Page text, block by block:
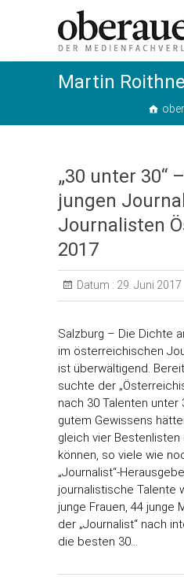
oberauer
Martin
„30 unter 30“
jungen
Journalisten
2017
Datum : 29. Juni 2017
Salzburg – Die Dichte
im österreichischen
ist überwältigend.
suchte der
nach 30 Talenten unter
gutem Gewissens
gleich vier
können, so viele wie
„Journalist“-
journalistische Talente
junge Frauen, 44 junge
der „Journalist“ nach
die besten 30…